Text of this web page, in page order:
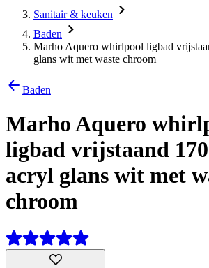
Sanitair & keuken
Baden
Marho Aquero whirlpool ligbad
glans wit met waste chroom
Baden
Marho Aquero
ligbad vrijstaand
acryl glans wit met
chroom